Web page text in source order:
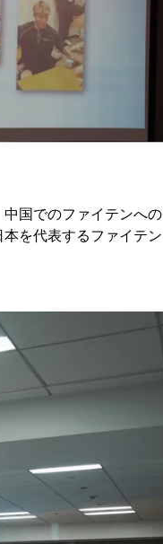
国でのファイテンへの
を代表するファイテン